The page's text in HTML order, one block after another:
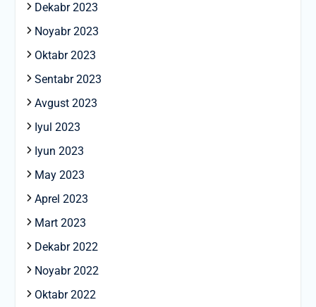
Dekabr 2023
Noyabr 2023
Oktabr 2023
Sentabr 2023
Avgust 2023
Iyul 2023
Iyun 2023
May 2023
Aprel 2023
Mart 2023
Dekabr 2022
Noyabr 2022
Oktabr 2022